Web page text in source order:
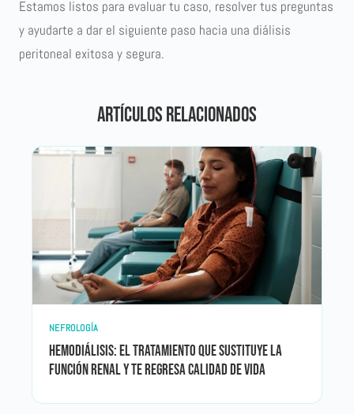
Estamos listos para evaluar tu caso, resolver tus preguntas
y ayudarte a dar el siguiente paso hacia una diálisis
peritoneal exitosa y segura.
Artículos relacionados
NEFROLOGÍA
Hemodiálisis: el tratamiento que sustituye la
función renal y te regresa calidad de vida